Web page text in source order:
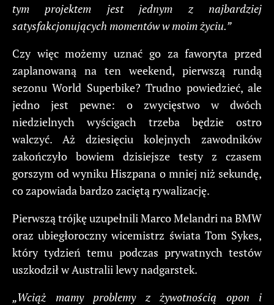
tym projektem jest jednym z najbardziej
satysfakcjonujących momentów w moim życiu.”
Czy więc możemy uznać go za faworyta przed
zaplanowaną na ten weekend, pierwszą rundą
sezonu World Superbike? Trudno powiedzieć, ale
jedno jest pewne: o zwycięstwo w dwóch
niedzielnych wyścigach trzeba będzie ostro
walczyć. Aż dziesięciu kolejnych zawodników
zakończyło bowiem dzisiejsze testy z czasem
gorszym od wyniku Hiszpana o mniej niż sekundę,
co zapowiada bardzo zaciętą rywalizację.
Pierwszą trójkę uzupełnili Marco Melandri na BMW
oraz ubiegłoroczny wicemistrz świata Tom Sykes,
który tydzień temu podczas prywatnych testów
uszkodził w Australii lewy nadgarstek.
„Wciąż mamy problemy z żywotnością opon i